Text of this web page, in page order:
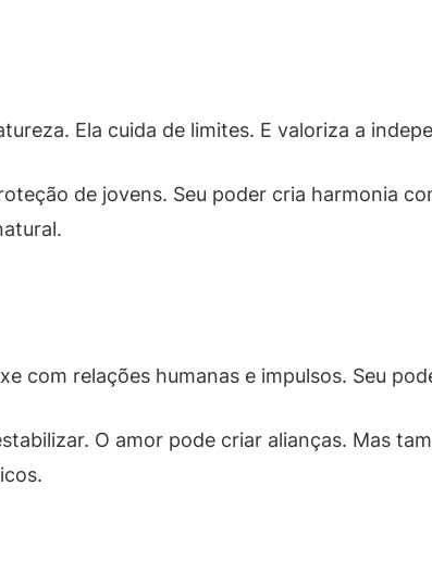
Ela cuida de limites. E valoriza a
de jovens. Seu poder cria harmonia
com relações humanas e impulsos. Seu
O amor pode criar alianças. Mas